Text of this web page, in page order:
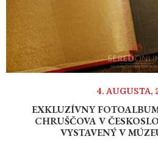
4. AUGUSTA,
EXKLUZÍVNY
CHRUŠČOVA V
VYSTAVENÝ V